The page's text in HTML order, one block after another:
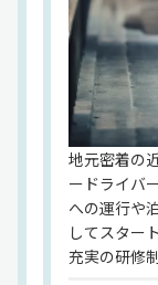
の仕事に楽
き」「人と
て働きた
の暮らしを
んか？【小
募はドラピ
ます！
地元密着の
ードライバ
への運行や
してスター
充実の研修